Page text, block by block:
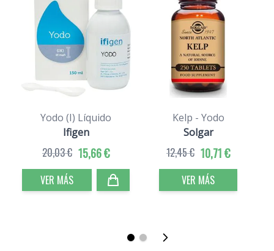
Yodo (I) Líquido
Ifigen
15,66 €
20,03 €
VER MÁS
Kelp - Yodo
Solgar
10,71 €
12,45 €
VER MÁS